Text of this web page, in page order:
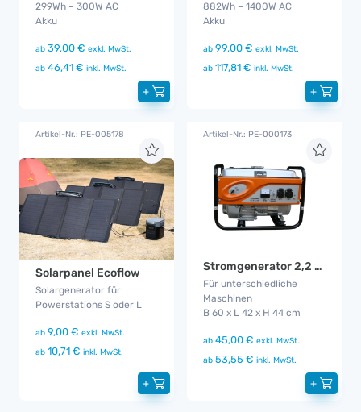
299Wh – 300W AC
Akku
ab 39,00 € exkl. MwSt.
ab 46,41 € inkl. MwSt.
+
882Wh – 1400W AC
Akku
ab 99,00 € exkl. MwSt.
ab 117,81 € inkl. MwSt.
+
Artikel-Nr.: PE-005178
Solarpanel Ecoflow
Solargenerator für
Powerstations S oder L
ab 9,00 € exkl. MwSt.
ab 10,71 € inkl. MwSt.
+
Artikel-Nr.: PE-000173
Stromgenerator 2,2 kW
Für unterschiedliche
Maschinen
B 60 x L 42 x H 44 cm
ab 45,00 € exkl. MwSt.
ab 53,55 € inkl. MwSt.
+